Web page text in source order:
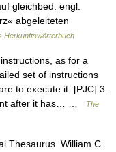
gleichbed. engl.
abgeleiteten
Herkunftswörterbuch
as for a
set of instructions
to execute it. [PJC] 3.
after it has… …
The
Thesaurus. William C.